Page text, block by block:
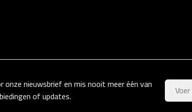
onze nieuwsbrief en mis nooit meer één van
of updates.